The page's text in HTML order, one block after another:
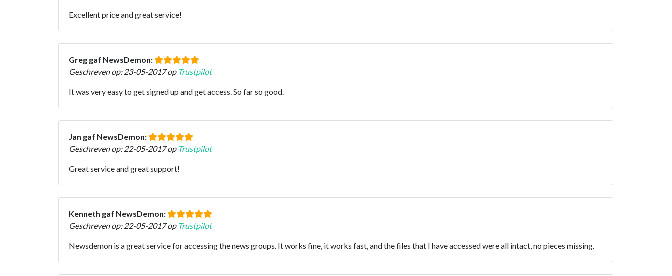
Excellent price and great service!
Greg gaf NewsDemon:
Geschreven op: 23-05-2017 op Trustpilot
It was very easy to get signed up and get access. So far so good.
Jan gaf NewsDemon:
Geschreven op: 22-05-2017 op Trustpilot
Great service and great support!
Kenneth gaf NewsDemon:
Geschreven op: 22-05-2017 op Trustpilot
Newsdemon is a great service for accessing the news groups. It works fine, it works fast, and the files that I have accessed were all intact, no pieces missing.